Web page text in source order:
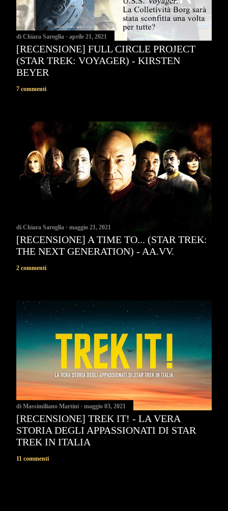
di Chiara Saroglia aprile 21, 2021
[RECENSIONE] FULL CIRCLE PROJECT
(STAR TREK: VOYAGER) - KIRSTEN
BEYER
7 commenti
di Chiara Saroglia maggio 21, 2021
[RECENSIONE] A TIME TO... (STAR TREK:
THE NEXT GENERATION) - AA.VV.
2 commenti
di Massimiliano Martini maggio 03, 2021
[RECENSIONE] TREK IT! - LA VERA
STORIA DEGLI APPASSIONATI DI STAR
TREK IN ITALIA
11 commenti